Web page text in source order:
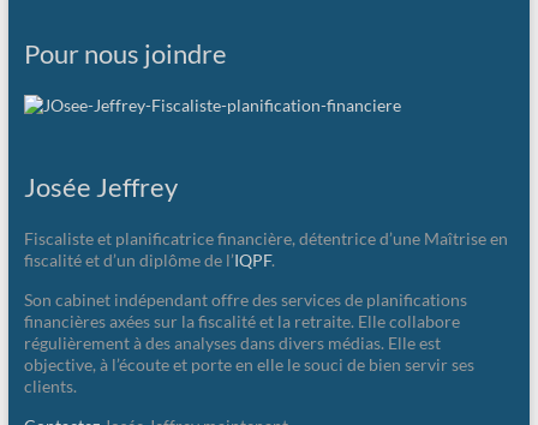
Pour nous joindre
Josée Jeffrey
Fiscaliste et planificatrice financière, détentrice d’une Maîtrise en
fiscalité et d’un diplôme de l’IQPF.
Son cabinet indépendant offre des services de planifications
financières axées sur la fiscalité et la retraite. Elle collabore
régulièrement à des analyses dans divers médias. Elle est
objective, à l’écoute et porte en elle le souci de bien servir ses
clients.